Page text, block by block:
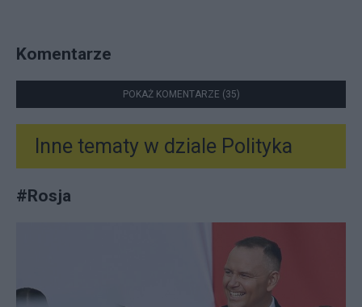
Komentarze
POKAŻ KOMENTARZE (35)
Inne tematy w dziale Polityka
#Rosja